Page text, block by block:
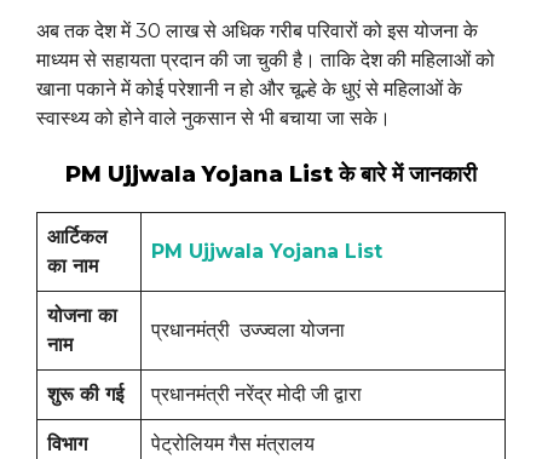
अब तक देश में 30 लाख से अधिक गरीब परिवारों को इस योजना के
माध्यम से सहायता प्रदान की जा चुकी है। ताकि देश की महिलाओं को
खाना पकाने में कोई परेशानी न हो और चूल्हे के धुएं से महिलाओं के
स्वास्थ्य को होने वाले नुकसान से भी बचाया जा सके।
PM Ujjwala Yojana List के बारे में जानकारी
आर्टिकल
का नाम
PM Ujjwala Yojana List
योजना का
नाम
प्रधानमंत्री उज्ज्वला योजना
शुरू की गई प्रधानमंत्री नरेंद्र मोदी जी द्वारा
विभाग पेट्रोलियम गैस मंत्रालय